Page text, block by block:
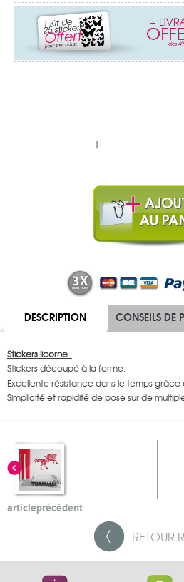
|
DESCRIPTION CONSEILS DE
Stickers licorne :
Stickers découpé à la forme.
Excellente résistance dans le temps
Simplicité et rapidité de pose sur de
articleprécédent
RETOUR